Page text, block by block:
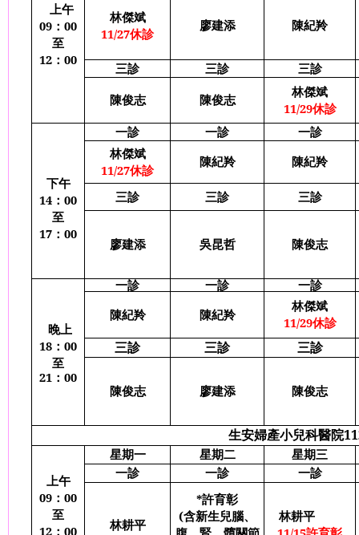
上午
09 ： 00
至
12 ： 00
林傑斌
11/27休診
廖建添 陳紀羚
三診 三診
三診
陳俊志
陳俊志
林傑斌
11/29休診
下午
14 ： 00
至
17 ： 00
一診 一診
一診
林傑斌
11/27休診
陳紀羚 陳紀羚
三診 三診 三診
廖建添 吳昆哲 陳俊志
晚上
18 ： 00
至
21 ： 00
一診 一診
一診
陳紀羚
陳紀羚
林傑斌
11/29休診
三診 三診 三診
陳俊志 廖建添 陳俊志
生安婦產小兒科醫院
上午
09 ： 00
至
12 ： 00
星期一 星期二
星期三
一診
一診 一診
林耕平
*許育彰
(含新生兒腦、
林耕平